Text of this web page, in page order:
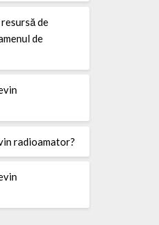
de
de
radioamator?